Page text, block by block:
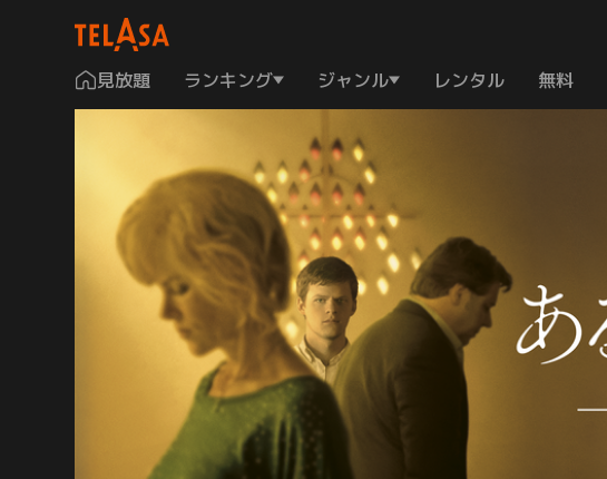
見放題 ランキング ジャンル レンタル 無料